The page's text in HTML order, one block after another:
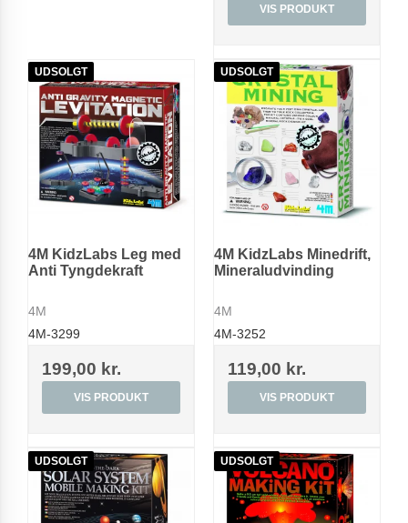
VIS PRODUKT
UDSOLGT
4M KidzLabs Leg med
Anti Tyngdekraft
4M
4M-3299
199,00 kr.
VIS PRODUKT
UDSOLGT
4M KidzLabs Minedrift,
Mineraludvinding
4M
4M-3252
119,00 kr.
VIS PRODUKT
UDSOLGT UDSOLGT